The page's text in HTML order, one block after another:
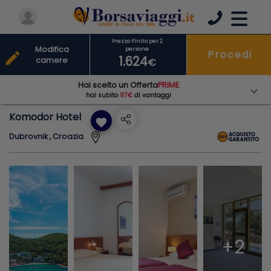
Komodor Hotel favorite
Dubrovnik , Croazia
+2
Prezzo Finito per 2
persone
1.624€
Procedi
edit
Modifica
camere
Hai scelto un OffertaPRIME
hai subito 97€di vantaggi